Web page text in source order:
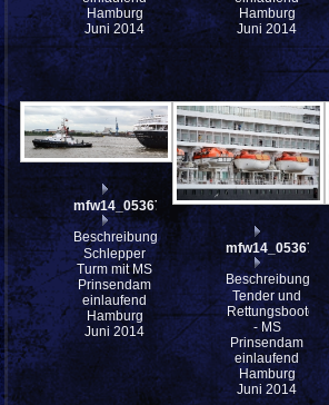
Hamburg
Juni 2014
Hamburg
Juni 2014
mfw14_053677st
Beschreibung:
Schlepper
Turm mit MS
Prinsendam
einlaufend
Hamburg
Juni 2014
mfw14_053670
Beschreibung:
Tender und
Rettungsboote
- MS
Prinsendam
einlaufend
Hamburg
Juni 2014